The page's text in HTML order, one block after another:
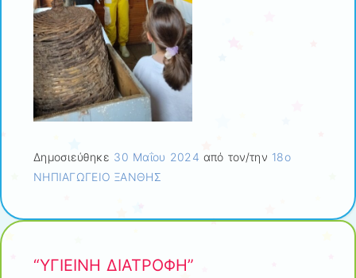
Δημοσιεύθηκε 30 Μαΐου 2024 από τον/την 18ο
ΝΗΠΙΑΓΩΓΕΙΟ ΞΑΝΘΗΣ
“ΥΓΙΕΙΝΗ ΔΙΑΤΡΟΦΗ”